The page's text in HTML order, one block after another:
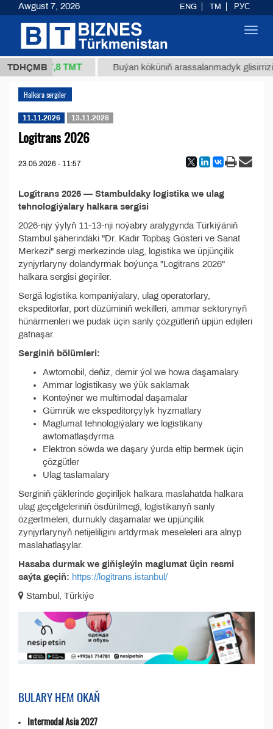
TDHÇMB
1 (kg.) 37,8 ТМТ Buýan köküniň arassalanmadyk
Halkara sergiler
11.11.2026 13.11.2026
Logitrans 2026
23.05.2026 - 11:57
Logitrans 2026 — Stambuldaky logistika we ulag
tehnologiýalary halkara sergisi
2026-njy ýylyň 11-13-nji noýabry aralygynda Türkiýäniň
Stambul şäherindäki "Dr. Kadir Topbaş Gösteri ve Sanat
Merkezi" sergi merkezinde ulag, logistika we üpjünçilik
zynjyrlaryny dolandyrmak boýunça "Logitrans 2026"
halkara sergisi geçiriler.
Sergä logistika kompaniýalary, ulag operatorlary,
ekspeditorlar, port düzüminiň wekilleri, ammar sektorynyň
hünärmenleri we pudak üçin sanly çözgütleriň üpjün edijileri
gatnaşar.
Serginiň bölümleri:
Awtomobil, deňiz, demir ýol we howa daşamalary
Ammar logistikasy we ýük saklamak
Konteýner we multimodal daşamalar
Gümrük we ekspeditorçylyk hyzmatlary
Maglumat tehnologiýalary we logistikany
awtomatlaşdyrma
Elektron söwda we daşary ýurda eltip bermek üçin
çözgütler
Ulag taslamalary
Serginiň çäklerinde geçiriljek halkara maslahatda halkara
ulag geçelgeleriniň ösdürilmegi, logistikanyň sanly
özgertmeleri, durnukly daşamalar we üpjünçilik
zynjyrlarynyň netijeliligini artdyrmak meseleleri ara alnyp
maslahatlaşylar.
Hasaba durmak we giňişleýin maglumat üçin resmi
saýta geçiň: https://logitrans.istanbul/
Stambul, Türkiýe
BULARY HEM OKAŇ
Intermodal Asia 2027
Awgust 7, 2026 ENG TM РУС